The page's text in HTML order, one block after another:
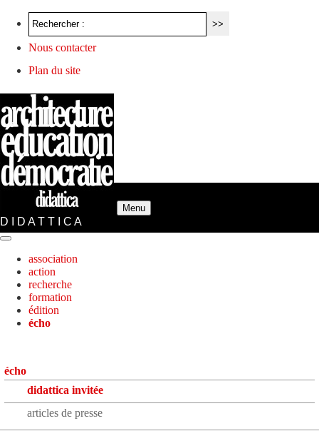
Nous contacter
Plan du site
Menu
D I D A T T I C A
association
action
recherche
formation
édition
écho
écho
didattica invitée
articles de presse